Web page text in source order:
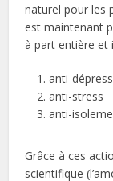
naturel pour les
est maintenant
à part entière et
anti-
anti-stress
anti-
Grâce à ces
scientifique